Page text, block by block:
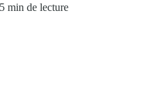
5 min de lecture